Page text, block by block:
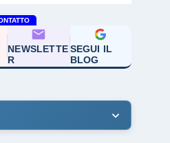
NEWSLETTE
R
SEGUI IL
BLOG